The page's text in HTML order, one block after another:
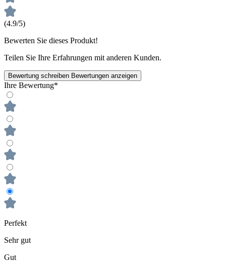
(4.9/5)
Bewerten Sie dieses Produkt!
Teilen Sie Ihre Erfahrungen mit anderen Kunden.
Bewertung schreiben Bewertungen anzeigen
Ihre Bewertung*
Perfekt
Sehr gut
Gut